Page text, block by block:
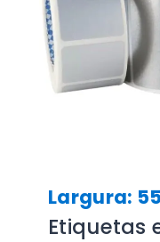
Largura:
Etiquetas